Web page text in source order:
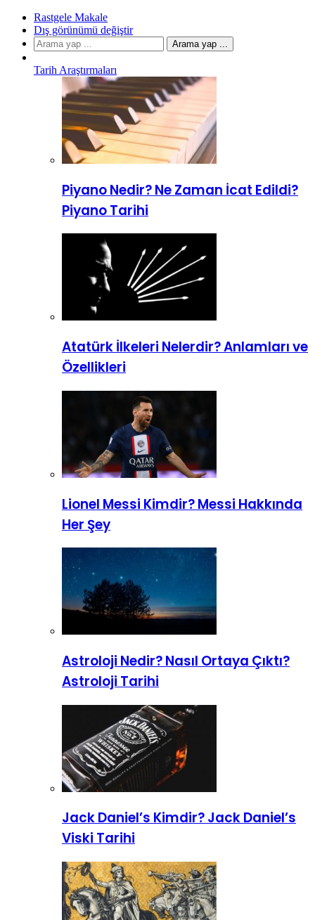
Rastgele Makale
Dış görünümü değiştir
Arama yap ...
Tarih Araştırmaları
Piyano Nedir? Ne Zaman İcat Edildi?
Piyano Tarihi
Atatürk İlkeleri Nelerdir? Anlamları ve
Özellikleri
Lionel Messi Kimdir? Messi Hakkında
Her Şey
Astroloji Nedir? Nasıl Ortaya Çıktı?
Astroloji Tarihi
Jack Daniel’s Kimdir? Jack Daniel’s
Viski Tarihi